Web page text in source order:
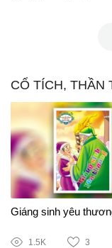
CỔ TÍCH, THẦN
Giáng sinh yêu
1.5K 3